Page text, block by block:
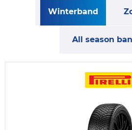
Winterband
All season